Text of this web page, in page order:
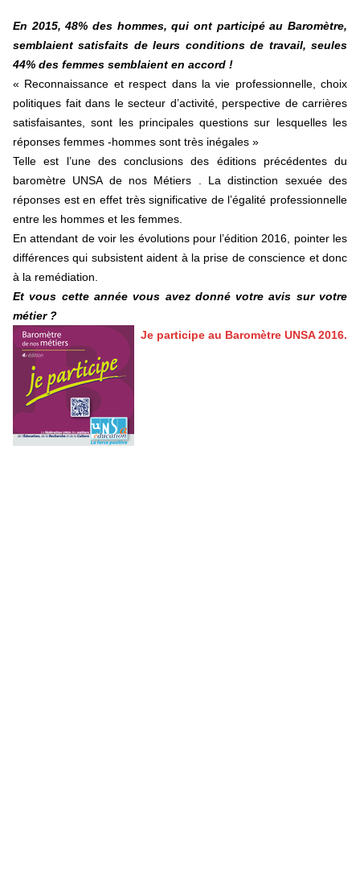
En 2015, 48% des hommes, qui ont participé au Baromètre,
semblaient satisfaits de leurs conditions de travail, seules
44% des femmes semblaient en accord !
« Reconnaissance et respect dans la vie professionnelle, choix
politiques fait dans le secteur d’activité, perspective de carrières
satisfaisantes, sont les principales questions sur lesquelles les
réponses femmes -hommes sont très inégales »
Telle est l’une des conclusions des éditions précédentes du
baromètre UNSA de nos Métiers . La distinction sexuée des
réponses est en effet très significative de l’égalité professionnelle
entre les hommes et les femmes.
En attendant de voir les évolutions pour l’édition 2016, pointer les
différences qui subsistent aident à la prise de conscience et donc
à la remédiation.
Et vous cette année vous avez donné votre avis sur votre
métier ?
Je participe au Baromètre UNSA 2016.